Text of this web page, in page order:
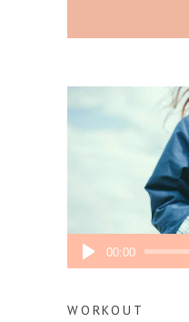
Audio
Player
00:00
WORKOUT